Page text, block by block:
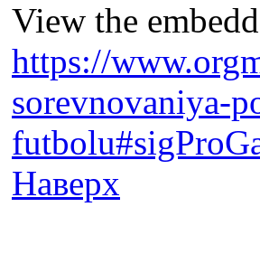
View the
https://
sorevnovaniya-
Наверх